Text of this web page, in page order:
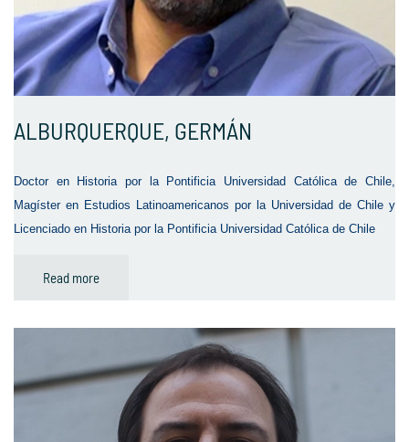
ALBURQUERQUE, GERMÁN
Doctor en Historia por la Pontificia Universidad Católica de Chile,
Magíster en Estudios Latinoamericanos por la Universidad de Chile y
Licenciado en Historia por la Pontificia Universidad Católica de Chile
Read more